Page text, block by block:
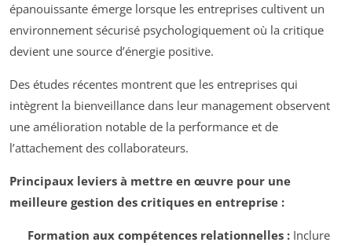
épanouissante émerge lorsque les entreprises cultivent un
environnement sécurisé psychologiquement où la critique
devient une source d’énergie positive.
Des études récentes montrent que les entreprises qui
intègrent la bienveillance dans leur management observent
une amélioration notable de la performance et de
l’attachement des collaborateurs.
Principaux leviers à mettre en œuvre pour une
meilleure gestion des critiques en entreprise :
Formation aux compétences relationnelles :Inclure